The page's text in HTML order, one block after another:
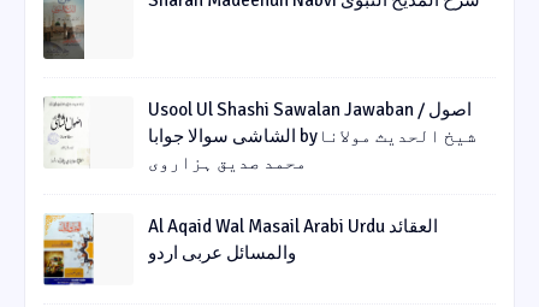
Usool Ul Shashi Sawalan Jawaban / اصول
الشاشی سوالا جوابا byشیخ الحدیث مولانا
محمد صدیق ہزاروی
Al Aqaid Wal Masail Arabi Urdu العقائد
والمسائل عربی اردو